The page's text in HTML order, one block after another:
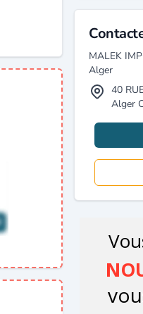
MALEK
Alger
40
Alger